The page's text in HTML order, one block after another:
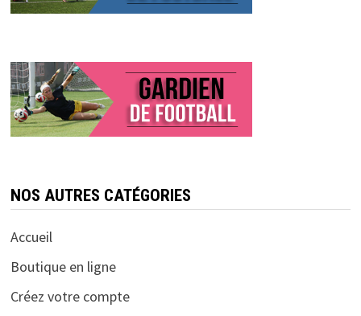
NOS AUTRES CATÉGORIES
Accueil
Boutique en ligne
Créez votre compte